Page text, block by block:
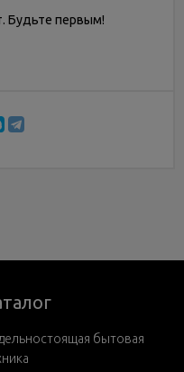
Будьте первым!
бытовая